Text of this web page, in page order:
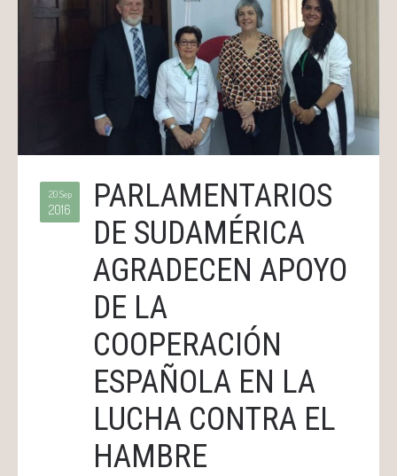
20 Sep
2016
PARLAMENTARIOS
DE SUDAMÉRICA
AGRADECEN APOYO
DE LA
COOPERACIÓN
ESPAÑOLA EN LA
LUCHA CONTRA EL
HAMBRE